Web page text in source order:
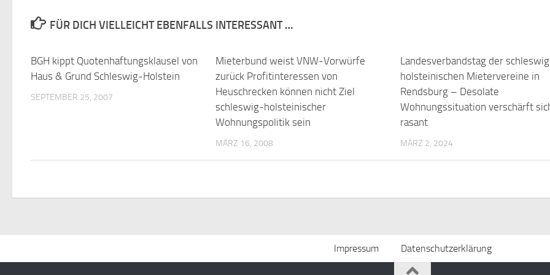
FÜR DICH VIELLEICHT EBENFALLS INTERESSANT …
BGH kippt Quotenhaftungsklausel von
Haus & Grund Schleswig-Holstein
SEPTEMBER 25, 2007
Mieterbund weist VNW-Vorwürfe
zurück Profitinteressen von
Heuschrecken können nicht Ziel
schleswig-holsteinischer
Wohnungspolitik sein
MÄRZ 16, 2008
Landesverbandstag der
holsteinischen Mietervereine in
Rendsburg – Desolate
Wohnungssituation verschärft
rasant
MÄRZ 2, 2024
Impressum Datenschutzerklärung